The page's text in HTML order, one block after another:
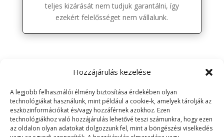
Hozzájárulás kezelése
A legjobb felhasználói élmény biztosítása érdekében olyan
technológiákat használunk, mint például a cookie-k, amelyek tárolják az
eszközinformációkat és/vagy hozzáférnek azokhoz. Ezen
technológiákhoz való hozzájárulás lehetővé teszi számunkra, hogy ezen
az oldalon olyan adatokat dolgozzunk fel, mint a böngészési viselkedés
teljes kizárását nem tudjuk garantálni, így
ezekért felelősséget nem vállalunk.
Gondűző Étterem és Pizzéria